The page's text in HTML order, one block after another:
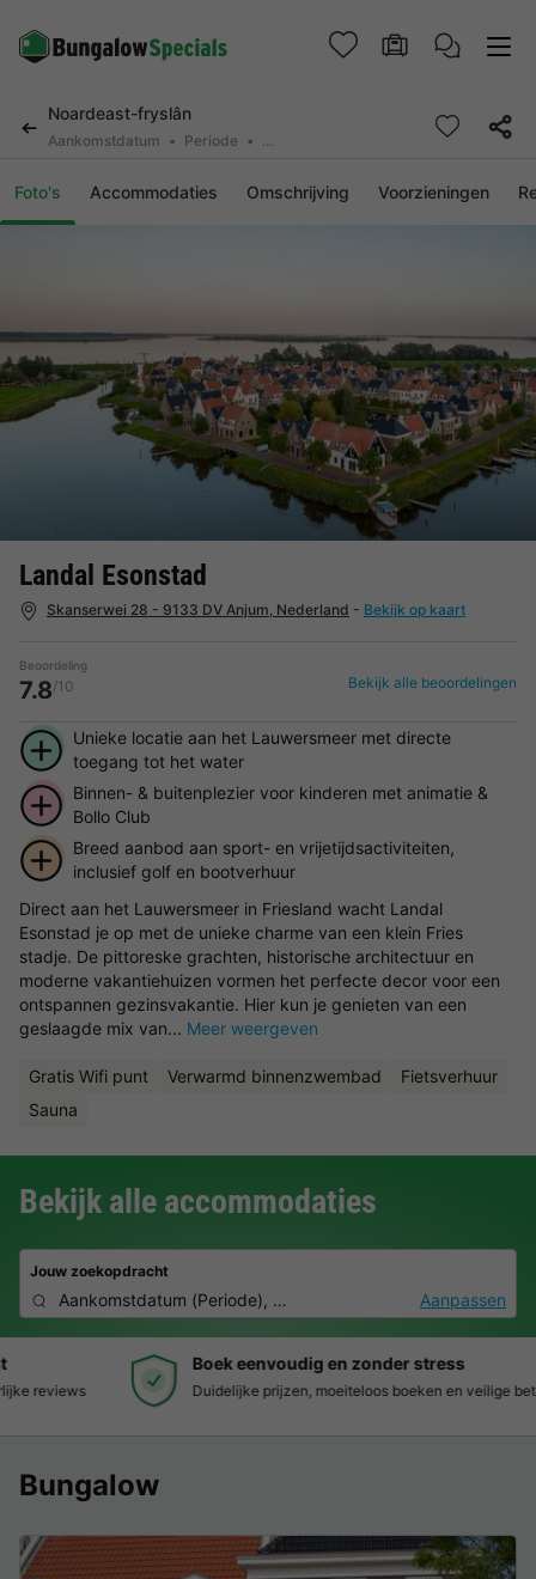
Noardeast-fryslân
Aankomstdatum Periode 2 deelnemers, 0 huisdier
Foto's Accommodaties Omschrijving Voorzieningen
Landal Esonstad
Skanserwei 28 - 9133 DV Anjum, Nederland - Bekijk op kaart
Beoordeling
7.8/10 Bekijk alle beoordelingen
Unieke locatie aan het Lauwersmeer met directe
toegang tot het water
Binnen- & buitenplezier voor kinderen met animatie &
Bollo Club
Breed aanbod aan sport- en vrijetijdsactiviteiten,
inclusief golf en bootverhuur
Direct aan het Lauwersmeer in Friesland wacht Landal
Esonstad je op met de unieke charme van een klein Fries
stadje. De pittoreske grachten, historische architectuur en
moderne vakantiehuizen vormen het perfecte decor voor een
ontspannen gezinsvakantie. Hier kun je genieten van een
geslaagde mix van... Meer weergeven
Gratis Wifi punt Verwarmd binnenzwembad
Fietsverhuur
Sauna
Bekijk alle accommodaties
Jouw zoekopdracht
Aankomstdatum (Periode), 2 deelnemers, 0 huisdierAanpassen
Boek eenvoudig en zonder stress
Duidelijke prijzen, moeiteloos boeken en veilige betaalomgeving
Bungalow